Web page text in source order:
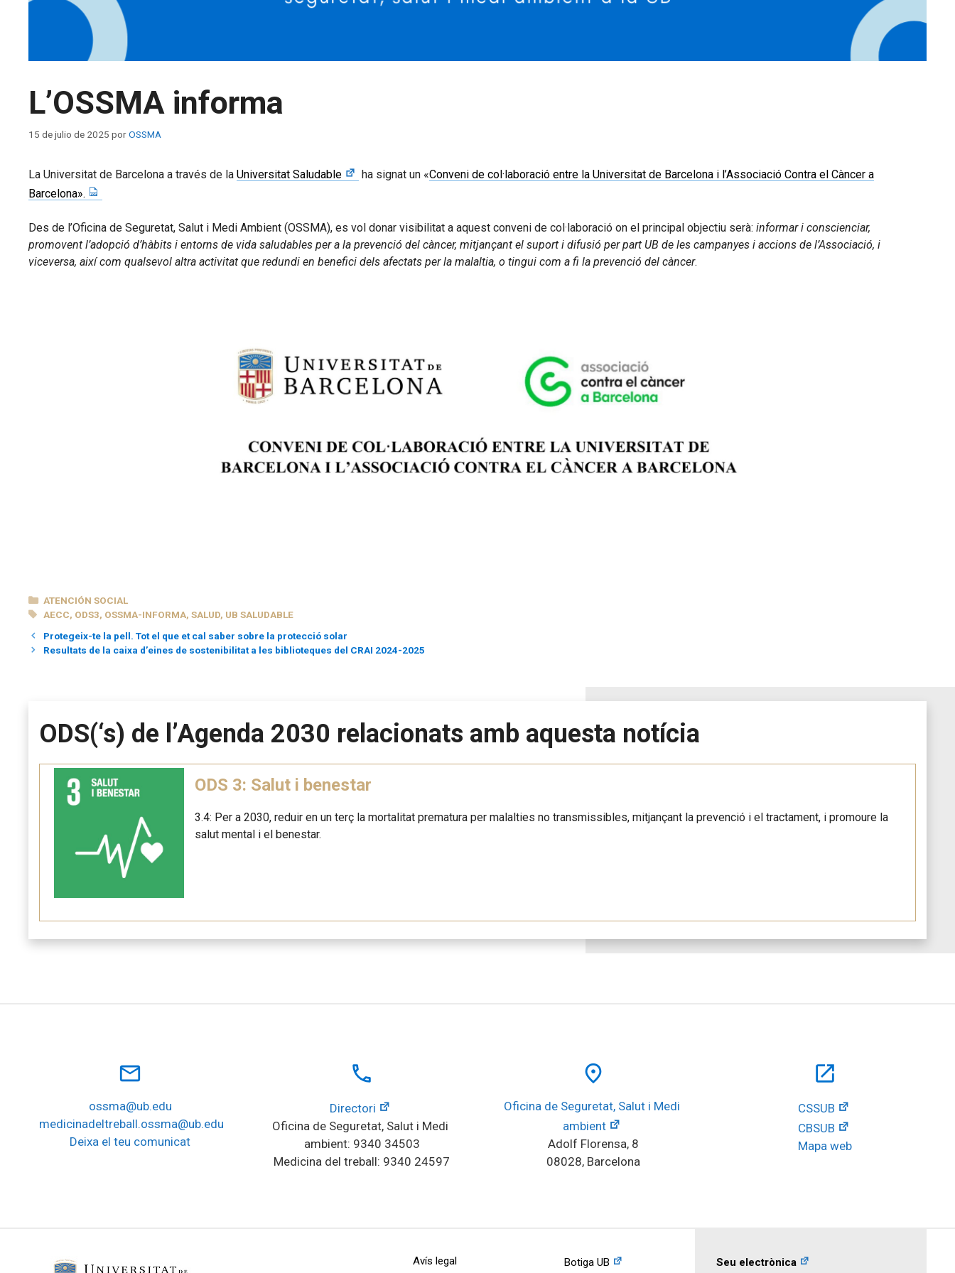
L’OSSMA informa
15 de julio de 2025 porOSSMA
La Universitat de Barcelona a través de la Universitat Saludable ha signat un «Conveni de col·laboració entre la Universitat de Barcelona i l’Associació Contra el Càncer a
Barcelona».
Des de l’Oficina de Seguretat, Salut i Medi Ambient (OSSMA), es vol donar visibilitat a aquest conveni de col·laboració on el principal objectiu serà: informar i conscienciar,
promovent l’adopció d’hàbits i entorns de vida saludables per a la prevenció del càncer, mitjançant el suport i difusió per part UB de les campanyes i accions de l’Associació, i
viceversa, així com qualsevol altra activitat que redundi en benefici dels afectats per la malaltia, o tingui com a fi la prevenció del càncer.
CATEGORÍAS
ATENCIÓN SOCIAL
ETIQUETAS
AECC, ODS3, OSSMA-INFORMA,SALUD, UB SALUDABLE
Protegeix-te la pell. Tot el que et cal saber sobre la protecció solar
Resultats de la caixa d’eines de sostenibilitat a les biblioteques del CRAI 2024-2025
ODS(‘s) de l’Agenda 2030 relacionats amb aquesta notícia
ODS 3: Salut i benestar
3.4: Per a 2030, reduir en un terç la mortalitat prematura per malalties no transmissibles, mitjançant la prevenció i el tractament, i promoure la
salut mental i el benestar.
mail_outline
ossma@ub.edu
medicinadeltreball.ossma@ub.edu
Deixa el teu comunicat
local_phone
Directori
Oficina de Seguretat, Salut i Medi
ambient: 9340 34503
Medicina del treball: 9340 24597
place
Oficina de Seguretat, Salut i Medi
ambient
Adolf Florensa, 8
08028, Barcelona
open_in_new
CSSUB
CBSUB
Mapa web
Avís legal Botiga UB Seu electrònica